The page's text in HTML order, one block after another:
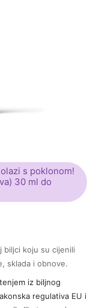
s poklonom!
30 ml do
koju su cijenili
sklada i obnove.
iz biljnog
regulativa EU i